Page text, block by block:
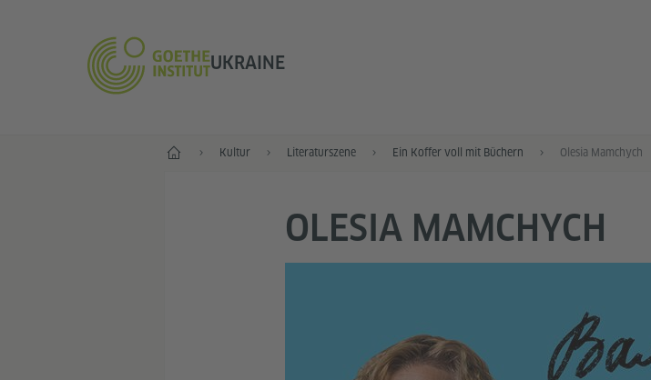
UKRAINE
Start Kultur Literaturszene Ein Koffer voll mit Büchern Olesia Mamchych
OLESIA MAMCHYCH